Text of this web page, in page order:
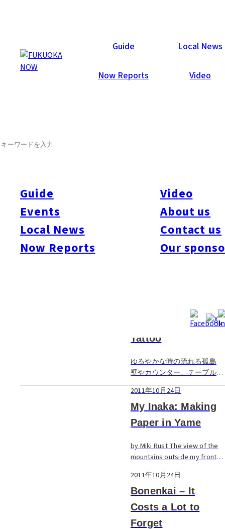
Guide Local News
Now Reports Video
Guide
Events
Local News
Now Reports
Video
About us
Contact us
Our
Articles
2011年10月24日
扱う食材はすべて有機・減農
薬・無添加、メニューは常に
食べもの飲みものあわせて70
ンこの究極のブッフェレスト
ラン、すでに口コミから大人
Tattoo
ゆるやかな時の流れる孤島
壁やカウンター、テーブルま
で黒一色に統一された店内。
壁には漂流物を思わせるオブ
ジェがひしめきあい、床はと
いうと一面白砂で埋めつくさ
れている。この店のイメージ
ゥーとは、各 […]
2011年10月24日
My Inaka: Making
Paper in Yame
by Miki Rust The view of the
mountains outside my front
door might be breathtaking,
2011年10月24日
Bonenkai – It
Costs a Lot to
Forget